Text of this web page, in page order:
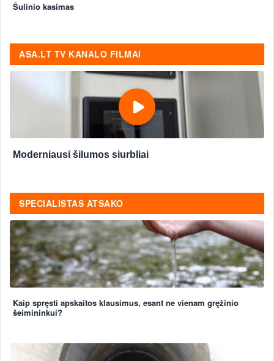
Šulinio kasimas
ASA.LT TV KANALO FILMAI
Moderniausi šilumos siurbliai
SPECIALISTAS ATSAKO
Kaip spręsti apskaitos klausimus, esant ne vienam gręžinio
šeimininkui?